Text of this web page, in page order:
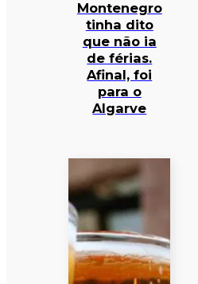
Montenegro
tinha dito
que não ia
de férias.
Afinal, foi
para o
Algarve